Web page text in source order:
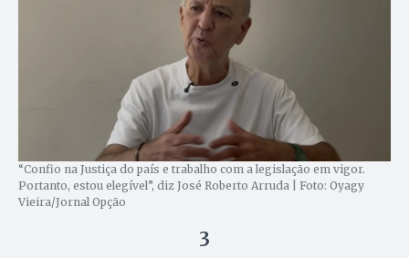
“Confio na Justiça do país e trabalho com a legislação em vigor.
Portanto, estou elegível”, diz José Roberto Arruda | Foto: Oyagy
Vieira/Jornal Opção
3